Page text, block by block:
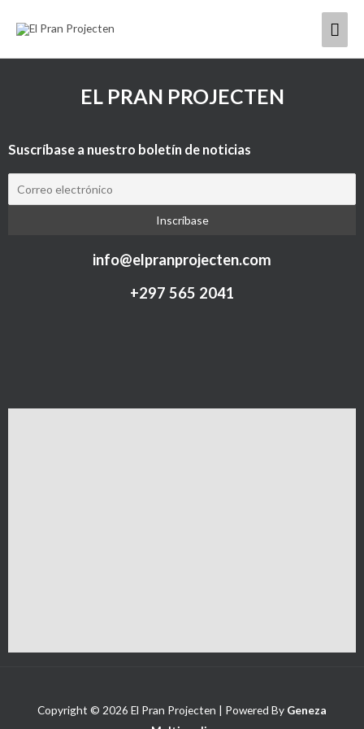
EL PRAN PROJECTEN
Suscríbase a nuestro boletín de noticias
info@elpranprojecten.com
+297 565 2041​
Copyright © 2026 El Pran Projecten | Powered By Geneza